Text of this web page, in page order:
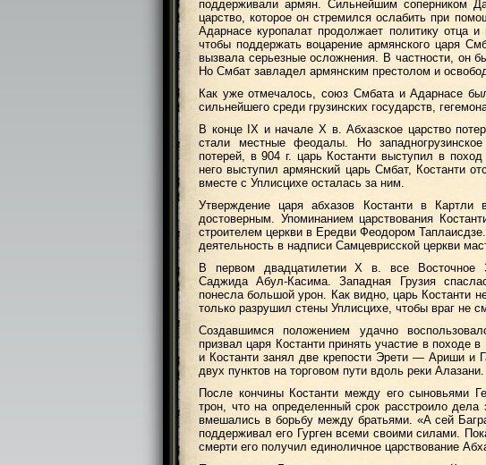
поддерживали армян. Сильнейшим соперником
царство, которое он стремился ослабить при
Адарнасе куропалат продолжает политику отца
чтобы поддержать воцарение армянского царя
вызвала серьезные осложнения. В частности, он
Но Смбат завладел армянским престолом и
Как уже отмечалось, союз Смбата и Адарнасе
сильнейшего среди грузинских государств,
В конце IX и начале X в. Абхазское царство
стали местные феодалы. Но
потерей, в 904 г. царь Костанти выступил в
него выступил армянский царь Смбат, Костанти
вместе с Уплисцихе осталась за ним.
Утверждение царя абхазов Костанти в
достоверным. Упоминанием царствования
строителем церкви в Ередви Феодором
деятельность в надписи Самцеврисской церкви
В первом двадцатилетии X в. все Восточное
Саджида Абул-Касима. Западная Грузия
понесла большой урон. Как видно, царь Костанти
только разрушил стены Уплисцихе, чтобы враг не
Создавшимся положением удачно
призвал царя Костанти принять участие в походе
и Костанти занял две крепости Эрети — Ариши и
двух пунктов на торговом пути вдоль реки Алазани.
После кончины Костанти между его сыновьями
трон, что на определенный срок расстроило дела
вмешались в борьбу между братьями. «А сей
поддерживал его Гурген всеми своими силами.
смерти его получил единоличное царствование